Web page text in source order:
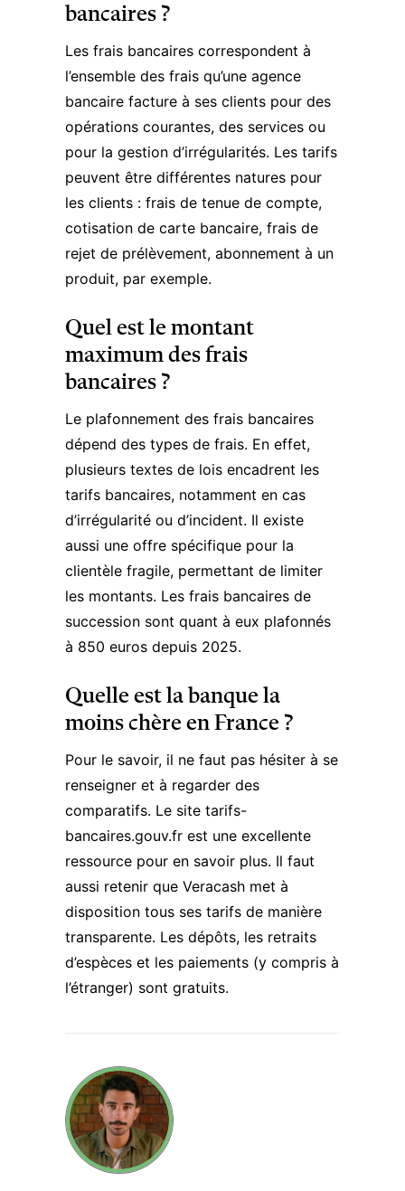
bancaires ?
Les frais bancaires correspondent à
l’ensemble des frais qu’une agence
bancaire facture à ses clients pour des
opérations courantes, des services ou
pour la gestion d’irrégularités. Les tarifs
peuvent être différentes natures pour
les clients : frais de tenue de compte,
cotisation de carte bancaire, frais de
rejet de prélèvement, abonnement à un
produit, par exemple.
Quel est le montant
maximum des frais
bancaires ?
Le plafonnement des frais bancaires
dépend des types de frais. En effet,
plusieurs textes de lois encadrent les
tarifs bancaires, notamment en cas
d’irrégularité ou d’incident. Il existe
aussi une offre spécifique pour la
clientèle fragile, permettant de limiter
les montants. Les frais bancaires de
succession sont quant à eux plafonnés
à 850 euros depuis 2025.
Quelle est la banque la
moins chère en France ?
Pour le savoir, il ne faut pas hésiter à se
renseigner et à regarder des
comparatifs. Le site tarifs-
bancaires.gouv.fr est une excellente
ressource pour en savoir plus. Il faut
aussi retenir que Veracash met à
disposition tous ses tarifs de manière
transparente. Les dépôts, les retraits
d’espèces et les paiements (y compris à
l’étranger) sont gratuits.